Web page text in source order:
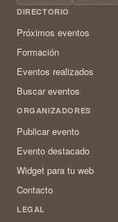
DIRECTORIO
Próximos eventos
Formación
Eventos realizados
Buscar eventos
ORGANIZADORES
Publicar evento
Evento destacado
Widget para tu web
Contacto
LEGAL